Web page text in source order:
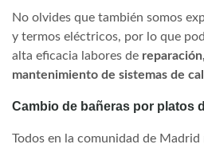
No olvides que también somos
y termos eléctricos, por lo que
alta eficacia labores de
mantenimiento de sistemas de
Cambio de bañeras por platos
Todos en la comunidad de